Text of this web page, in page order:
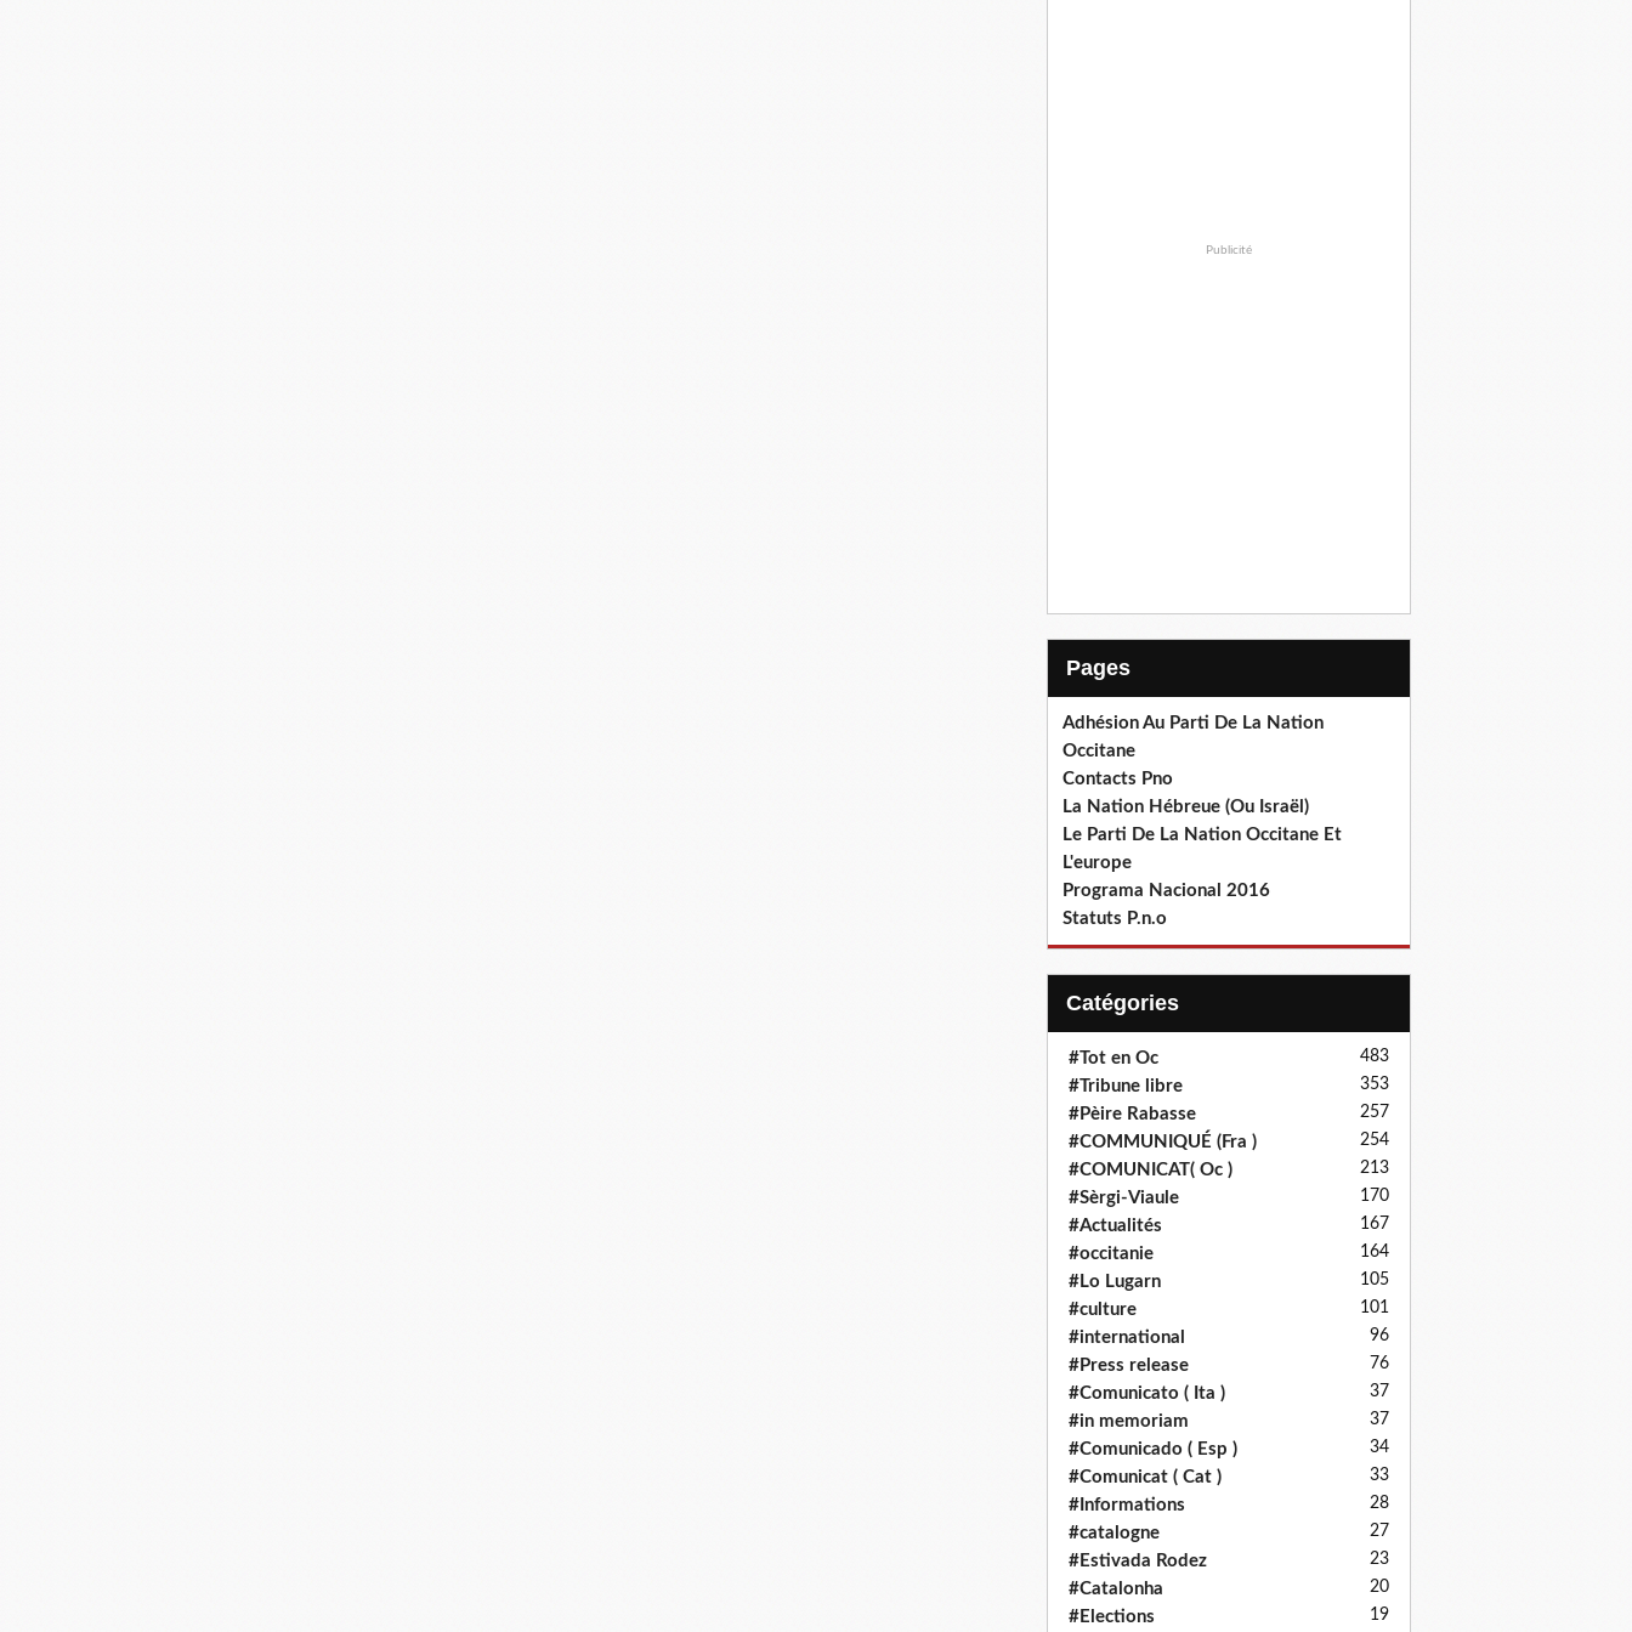
Publicité
Pages
Adhésion Au Parti De La Nation
Occitane
Contacts Pno
La Nation Hébreue (Ou Israël)
Le Parti De La Nation Occitane Et
L'europe
Programa Nacional 2016
Statuts P.n.o
Catégories
#Tot en Oc 483
#Tribune libre 353
#Pèire Rabasse 257
#COMMUNIQUÉ (Fra ) 254
#COMUNICAT( Oc ) 213
#Sèrgi-Viaule 170
#Actualités 167
#occitanie 164
#Lo Lugarn 105
#culture 101
#international 96
#Press release 76
#Comunicato ( Ita ) 37
#in memoriam 37
#Comunicado ( Esp ) 34
#Comunicat ( Cat ) 33
#Informations 28
#catalogne 27
#Estivada Rodez 23
#Catalonha 20
#Elections 19